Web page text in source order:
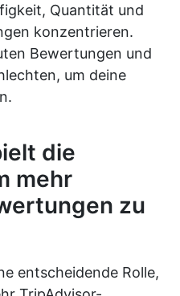
Quantität und
konzentrieren.
Bewertungen und
um deine
die
mehr
zu
entscheidende Rolle,